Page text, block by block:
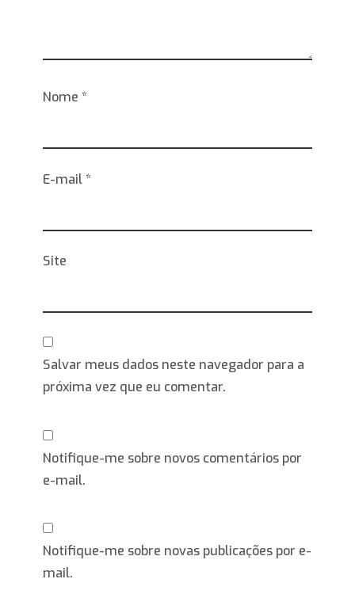
Nome *
E-mail*
Site
Salvar meus dados neste navegador para a
próxima vez que eu comentar.
Notifique-me sobre novos comentários por
e-mail.
Notifique-me sobre novas publicações por e-
mail.